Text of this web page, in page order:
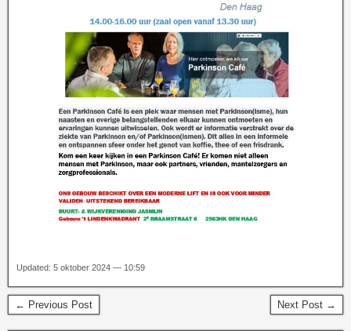
Updated: 5 oktober 2024 — 10:59
← Previous Post Next Post →